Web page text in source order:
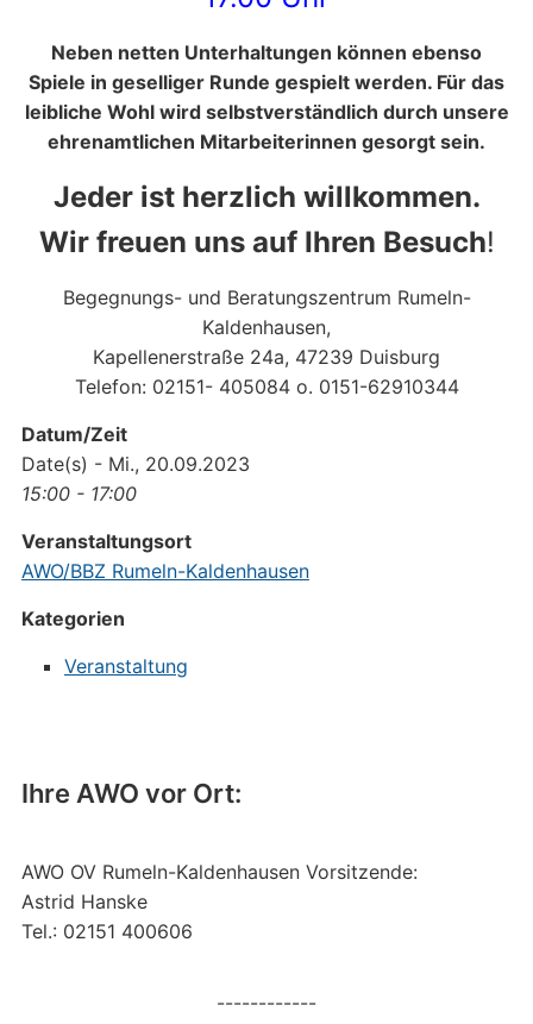
Ihre AWO vor Ort:
AWO OV Rumeln-Kaldenhausen Vorsitzende:
Astrid Hanske
Tel.: 02151 400606
------------
Neben netten Unterhaltungen können ebenso
Spiele in geselliger Runde gespielt werden. Für das
leibliche Wohl wird selbstverständlich durch unsere
ehrenamtlichen Mitarbeiterinnen gesorgt sein.
Jeder ist herzlich willkommen.
Wir freuen uns auf Ihren Besuch!
Begegnungs- und Beratungszentrum Rumeln-
Kaldenhausen,
Kapellenerstraße 24a, 47239 Duisburg
Telefon: 02151- 405084 o. 0151-62910344
Datum/Zeit
Date(s) - Mi., 20.09.2023
15:00 - 17:00
Veranstaltungsort
AWO/BBZ Rumeln-Kaldenhausen
Kategorien
Veranstaltung